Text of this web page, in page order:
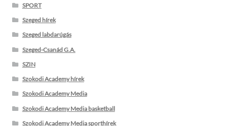
SPORT
Szeged hírek
Szeged labdarúgás
Szeged-Csanád G.A.
SZIN
Szokodi Academy hírek
Szokodi Academy Media
Szokodi Academy Media basketball
Szokodi Academy Media sporthírek